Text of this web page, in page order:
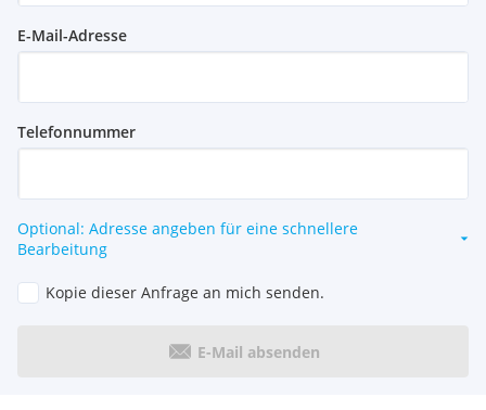
E-Mail-Adresse
Telefonnummer
Optional: Adresse angeben für eine schnellere
Bearbeitung
Kopie dieser Anfrage an mich senden.
E-Mail absenden